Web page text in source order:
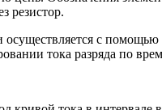
резистор.
с
тока разряда по